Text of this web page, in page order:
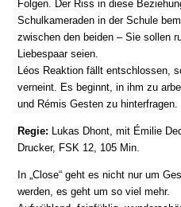
Folgen. Der Riss in diese
Schulkameraden in der Schule
zwischen den beiden – Sie sollen
Liebespaar seien.
Léos Reaktion fällt entschlossen,
verneint. Es beginnt, in ihm zu
und Rémis Gesten zu hinterfragen.
Regie: Lukas Dhont, mit Émilie
Drucker, FSK 12, 105 Min.
In „Close“ geht es nicht nur um
werden, es geht um so viel mehr.